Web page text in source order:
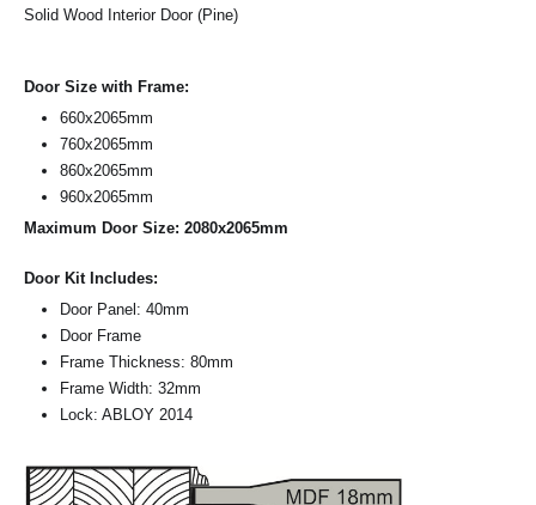
Solid Wood Interior Door (Pine)
Door Size with Frame:
660x2065mm
760x2065mm
860x2065mm
960x2065mm
Maximum Door Size: 2080x2065mm
Door Kit Includes:
Door Panel: 40mm
Door Frame
Frame Thickness: 80mm
Frame Width: 32mm
Lock: ABLOY 2014